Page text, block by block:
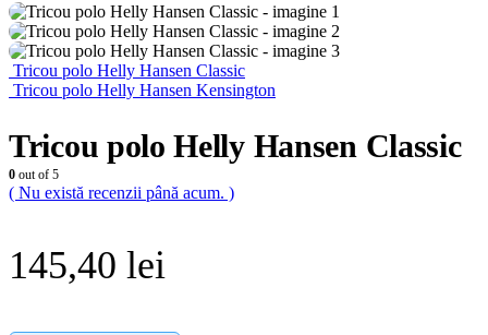
Tricou polo Helly Hansen Classic
Tricou polo Helly Hansen Kensington
Tricou polo Helly Hansen Classic
0 out of 5
( Nu există recenzii până acum. )
145,40 lei